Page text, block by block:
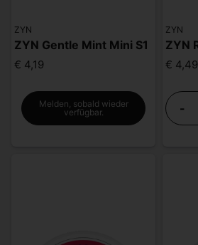
ZYN
ZYN Gentle Mint Mini S1
€ 4,19
Melden, sobald wieder
verfügbar.
ZYN
€ 4,49
-